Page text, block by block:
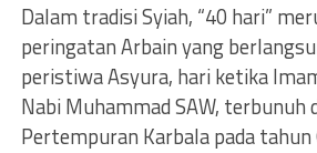
Dalam tradisi Syiah, “40 hari”
peringatan Arbain yang
peristiwa Asyura, hari ketika
Nabi Muhammad SAW, terbunuh
Pertempuran Karbala pada